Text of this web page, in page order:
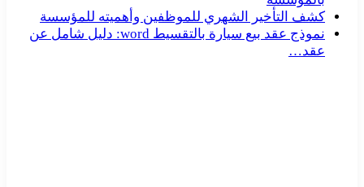
كشف التأخير الشهري للموظفين وأهميته للمؤسسة
نموذج عقد بيع سيارة بالتقسيط word: دليل شامل عن
عقد…